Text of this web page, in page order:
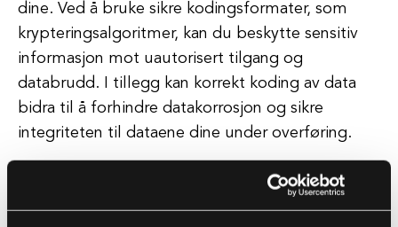
dine. Ved å bruke sikre kodingsformater, som
krypteringsalgoritmer, kan du beskytte sensitiv
informasjon mot uautorisert tilgang og
databrudd. I tillegg kan korrekt koding av data
bidra til å forhindre datakorrosjon og sikre
integriteten til dataene dine under overføring.
Kompatibilitet: Filkodering er essensiell for å
sikre kompatibilitet mellom forskjellige systemer